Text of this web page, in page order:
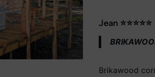
Jean ⭐⭐⭐⭐⭐
Brikawood